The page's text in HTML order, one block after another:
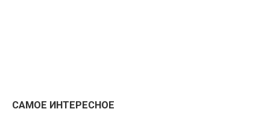
САМОЕ ИНТЕРЕСНОЕ